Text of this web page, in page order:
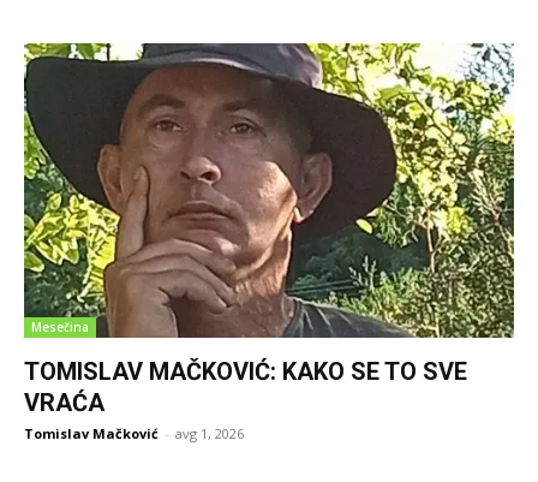
Mesečina
TOMISLAV MAČKOVIĆ: KAKO SE TO SVE
VRAĆA
Tomislav Mačković - avg 1, 2026